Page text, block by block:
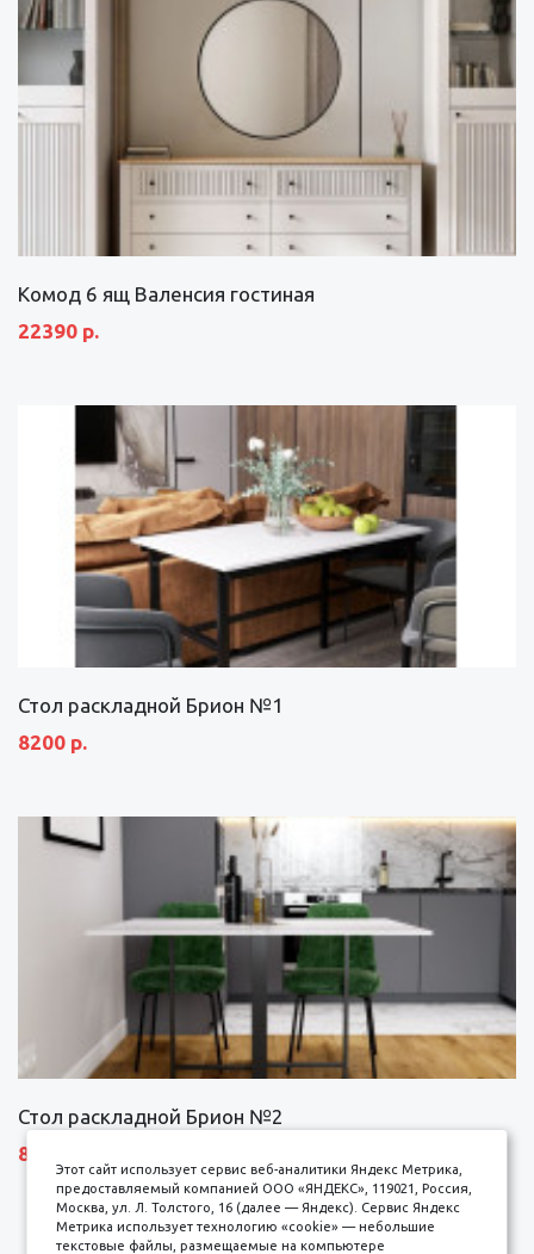
Комод 6 ящ Валенсия гостиная
22390 р.
Стол раскладной Брион №1
8200 р.
Стол раскладной Брион №2
8690 р.
Этот сайт использует сервис веб-аналитики Яндекс Метрика,
предоставляемый компанией ООО «ЯНДЕКС», 119021, Россия,
Москва, ул. Л. Толстого, 16 (далее — Яндекс). Сервис Яндекс
Метрика использует технологию «cookie» — небольшие
текстовые файлы, размещаемые на компьютере